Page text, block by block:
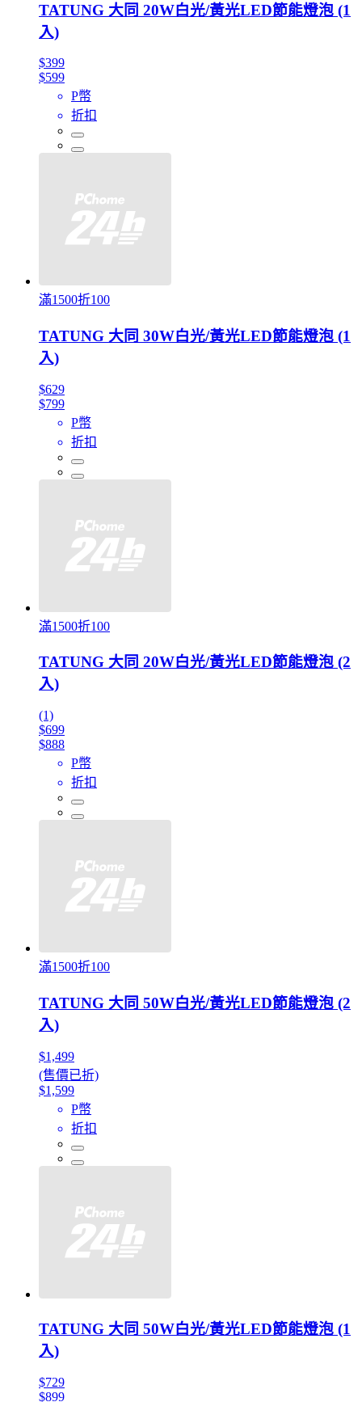
TATUNG 大同 20W白光/黃光LED節能燈泡 (1
入)
$399
$599
P幣
折扣
滿1500折100
TATUNG 大同 30W白光/黃光LED節能燈泡 (1
入)
$629
$799
P幣
折扣
滿1500折100
TATUNG 大同 20W白光/黃光LED節能燈泡 (2
入)
(1)
$699
$888
P幣
折扣
滿1500折100
TATUNG 大同 50W白光/黃光LED節能燈泡 (2
入)
$1,499
(售價已折)
$1,599
P幣
折扣
TATUNG 大同 50W白光/黃光LED節能燈泡 (1
入)
$729
$899